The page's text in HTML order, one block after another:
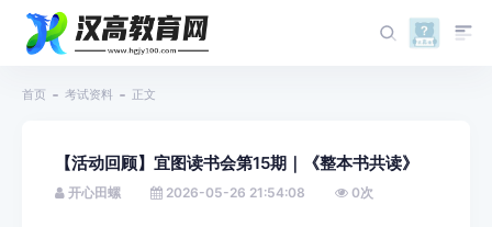
首页 考试资料 正文
【活动回顾】宜图读书会第15期｜《整本书共读》
开心田螺 2026-05-26 21:54:08 0次